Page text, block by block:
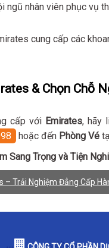
ngũ nhân viên phục vụ
cung cấp các
& Chọn Chỗ
cấp với Emirates, hãy
hoặc đến Phòng Vé
Sang Trọng và Tiện
– Trải Nghiệm Đẳng Cấp